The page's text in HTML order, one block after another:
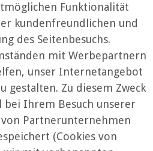
Funktionalität
kundenfreundlichen und
des Seitenbesuchs.
mit Werbepartnern
unser Internetangebot
gestalten. Zu diesem Zweck
bei Ihrem Besuch unserer
von Partnerunternehmen
(Cookies von